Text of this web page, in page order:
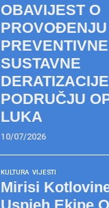
OBAVIJEST O
PROVOĐENJU
PREVENTIVNE
SUSTAVNE
PODRUČJU
LUKA
10/07/2026
KULTURA VIJESTI
Mirisi
Uspjeh Ekipe